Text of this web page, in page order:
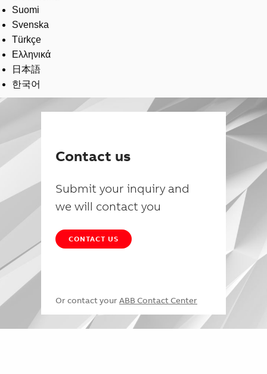
Suomi
Svenska
Türkçe
Ελληνικά
日本語
한국어
Contact us
Submit your inquiry and
we will contact you
CONTACT US
Or contact your ABB Contact Center